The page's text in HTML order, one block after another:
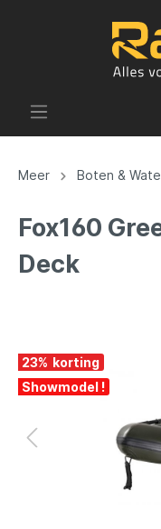
Meer Boten &
Fox160
Deck
23%
Showmodel !